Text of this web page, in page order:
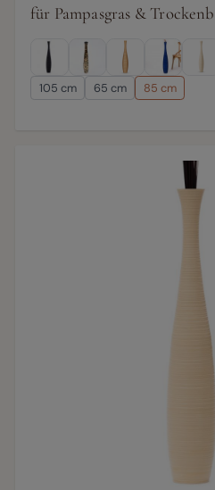
für Pampasgras &
105 cm 65 cm 85 cm